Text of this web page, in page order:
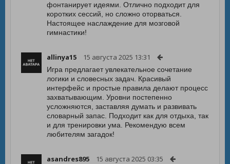
фонтанирует идеями. Отлично подходит для
коротких сессий, но сложно оторваться.
Настоящее наслаждение для мозговой
гимнастики!
allinya15 15 августа 2025 13:31
Игра предлагает увлекательное сочетание
логики и словесных задач. Красивый
интерфейс и простые правила делают процесс
захватывающим. Уровни постепенно
усложняются, заставляя думать и развивать
словарный запас. Подходит как для отдыха, так
и для тренировки ума. Рекомендую всем
любителям загадок!
asandres895 15 августа 2025 03:35